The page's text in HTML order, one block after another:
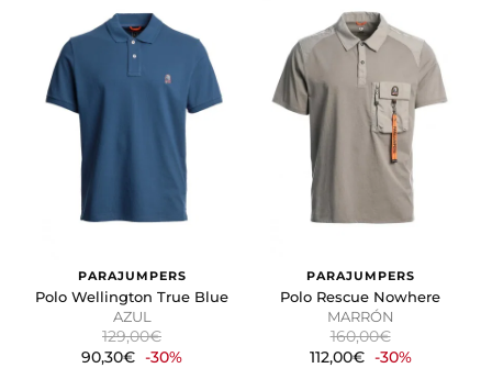
PARAJUMPERS
Polo Wellington True Blue
AZUL
129,00€
90,30€ -30%
PARAJUMPERS
Polo Rescue Nowhere
MARRÓN
160,00€
112,00€ -30%